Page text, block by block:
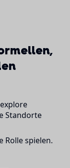
Standorte
Rolle spielen.